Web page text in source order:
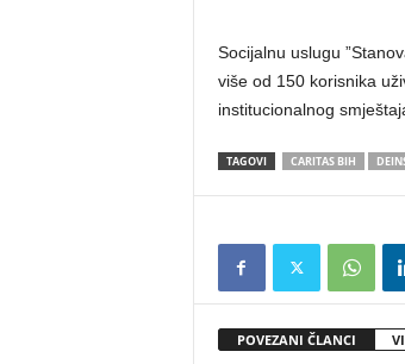
Socijalnu uslugu
više od 150 korisnika
institucionalnog
TAGOVI CARITAS BIH
POVEZANI ČLANCI